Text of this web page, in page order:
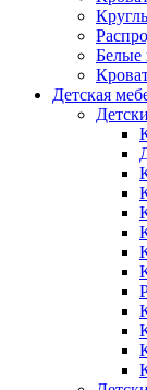
Белые
Детская